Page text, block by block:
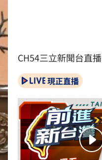
CH54三立新聞台直播
現正直播